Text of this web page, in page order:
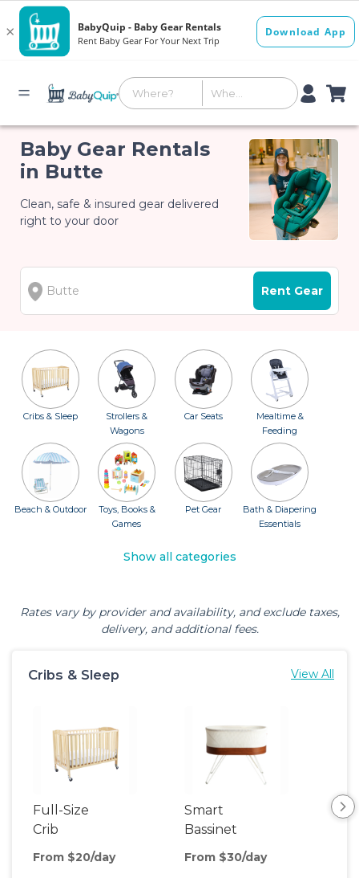
Baby Gear Rentals
in Butte
Clean, safe & insured gear delivered
right to your door
Rent Gear
Cribs & Sleep
Strollers &
Wagons
Car Seats
Mealtime &
Feeding
Beach & Outdoor
Toys, Books &
Games
Pet Gear
Bath & Diapering
Essentials
Show all categories
Rates vary by provider and availability, and exclude taxes,
delivery, and additional fees.
Cribs & Sleep View All
Full-Size
Crib
From $20/day
Smart
Bassinet
From $30/day